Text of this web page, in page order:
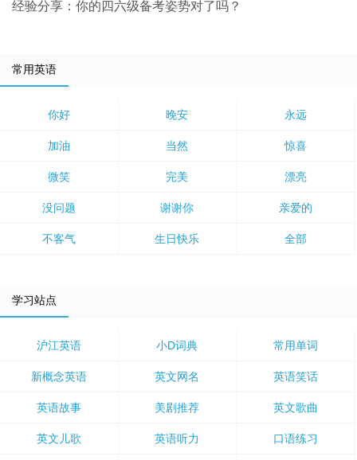
经验分享：你的四六级备考姿势对了吗？
常用英语
你好 晚安 永远
加油 当然 惊喜
微笑 完美 漂亮
没问题 谢谢你 亲爱的
不客气 生日快乐 全部
学习站点
沪江英语 小D词典 常用单词
新概念英语 英文网名 英语笑话
英语故事 美剧推荐 英文歌曲
英文儿歌 英语听力 口语练习